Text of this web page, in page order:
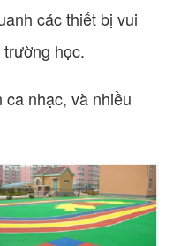
các thiết bị vui
học.
nhạc, và nhiều